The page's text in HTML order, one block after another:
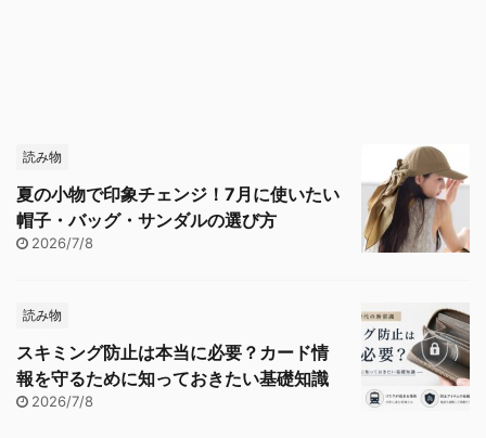
読み物
夏の小物で印象チェンジ！7月に使いたい
帽子・バッグ・サンダルの選び方
2026/7/8
読み物
スキミング防止は本当に必要？カード情
報を守るために知っておきたい基礎知識
2026/7/8